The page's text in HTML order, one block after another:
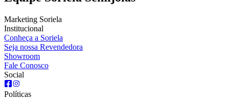
Marketing Soriela
Institucional
Conheça a Soriela
Seja nossa Revendedora
Showroom
Fale Conosco
Social
Políticas